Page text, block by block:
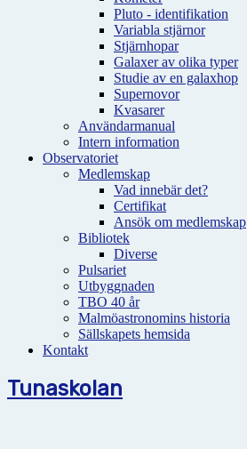
Pluto - identifikation
Variabla stjärnor
Stjärnhopar
Galaxer av olika typer
Studie av en galaxhop
Supernovor
Kvasarer
Användarmanual
Intern information
Observatoriet
Medlemskap
Vad innebär det?
Certifikat
Ansök om medlemskap
Bibliotek
Diverse
Pulsariet
Utbyggnaden
TBO 40 år
Malmöastronomins historia
Sällskapets hemsida
Kontakt
Tunaskolan